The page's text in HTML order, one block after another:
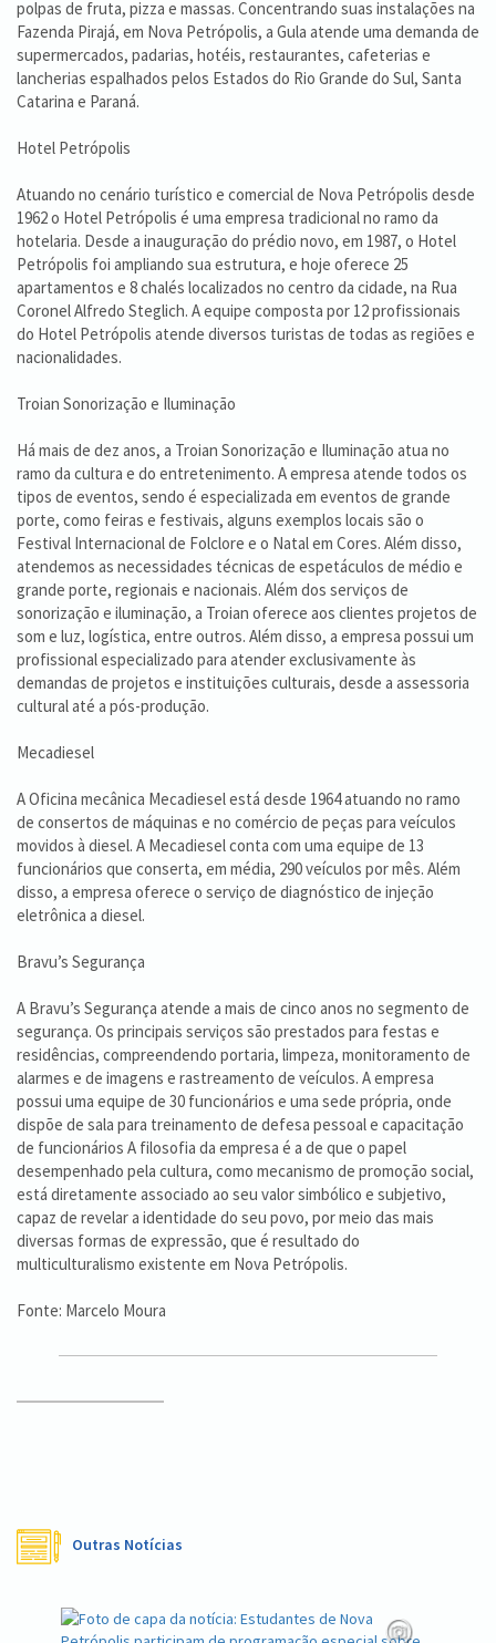
polpas de fruta, pizza e massas. Concentrando suas instalações na
Fazenda Pirajá, em Nova Petrópolis, a Gula atende uma demanda de
supermercados, padarias, hotéis, restaurantes, cafeterias e
lancherias espalhados pelos Estados do Rio Grande do Sul, Santa
Catarina e Paraná.
Hotel Petrópolis
Atuando no cenário turístico e comercial de Nova Petrópolis desde
1962 o Hotel Petrópolis é uma empresa tradicional no ramo da
hotelaria. Desde a inauguração do prédio novo, em 1987, o Hotel
Petrópolis foi ampliando sua estrutura, e hoje oferece 25
apartamentos e 8 chalés localizados no centro da cidade, na Rua
Coronel Alfredo Steglich. A equipe composta por 12 profissionais
do Hotel Petrópolis atende diversos turistas de todas as regiões e
nacionalidades.
Troian Sonorização e Iluminação
Há mais de dez anos, a Troian Sonorização e Iluminação atua no
ramo da cultura e do entretenimento. A empresa atende todos os
tipos de eventos, sendo é especializada em eventos de grande
porte, como feiras e festivais, alguns exemplos locais são o
Festival Internacional de Folclore e o Natal em Cores. Além disso,
atendemos as necessidades técnicas de espetáculos de médio e
grande porte, regionais e nacionais. Além dos serviços de
sonorização e iluminação, a Troian oferece aos clientes projetos de
som e luz, logística, entre outros. Além disso, a empresa possui um
profissional especializado para atender exclusivamente às
demandas de projetos e instituições culturais, desde a assessoria
cultural até a pós-produção.
Mecadiesel
A Oficina mecânica Mecadiesel está desde 1964 atuando no ramo
de consertos de máquinas e no comércio de peças para veículos
movidos à diesel. A Mecadiesel conta com uma equipe de 13
funcionários que conserta, em média, 290 veículos por mês. Além
disso, a empresa oferece o serviço de diagnóstico de injeção
eletrônica a diesel.
Bravu’s Segurança
A Bravu’s Segurança atende a mais de cinco anos no segmento de
segurança. Os principais serviços são prestados para festas e
residências, compreendendo portaria, limpeza, monitoramento de
alarmes e de imagens e rastreamento de veículos. A empresa
possui uma equipe de 30 funcionários e uma sede própria, onde
dispõe de sala para treinamento de defesa pessoal e capacitação
de funcionários A filosofia da empresa é a de que o papel
desempenhado pela cultura, como mecanismo de promoção social,
está diretamente associado ao seu valor simbólico e subjetivo,
capaz de revelar a identidade do seu povo, por meio das mais
diversas formas de expressão, que é resultado do
multiculturalismo existente em Nova Petrópolis.
Fonte: Marcelo Moura
Outras Notícias